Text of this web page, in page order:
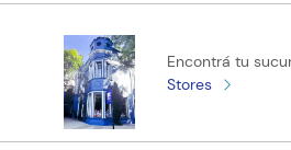
Encontrá tu
Stores